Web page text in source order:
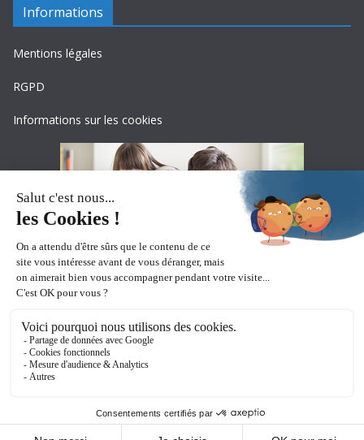
Informations
Mentions légales
RGPD
Informations sur les cookies
Copyright © 2026 Ceciaa . All rights reserved.
Theme:ColorMag Proby ThemeGrill. Powered byWordPress.